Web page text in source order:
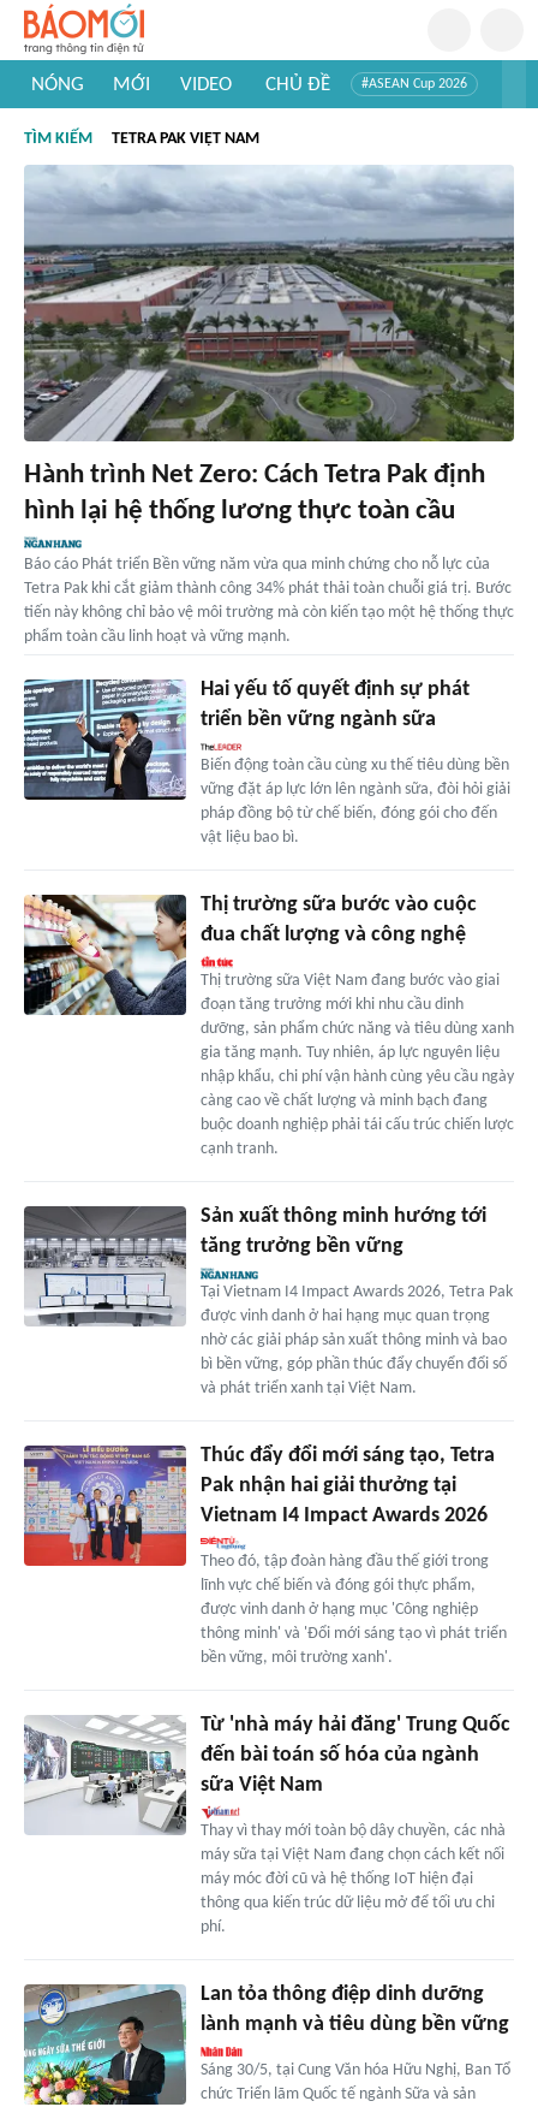
NÓNG MỚI VIDEO CHỦ ĐỀ #ASEAN Cup 2026
#Khám phá thế giới
TÌM KIẾM TETRA PAK VIỆT NAM
Hành trình Net Zero: Cách Tetra Pak định
hình lại hệ thống lương thực toàn cầu
Báo cáo Phát triển Bền vững năm vừa qua minh chứng cho nỗ lực của
Tetra Pak khi cắt giảm thành công 34% phát thải toàn chuỗi giá trị. Bước
tiến này không chỉ bảo vệ môi trường mà còn kiến tạo một hệ thống thực
phẩm toàn cầu linh hoạt và vững mạnh.
Hai yếu tố quyết định sự phát
triển bền vững ngành sữa
Biến động toàn cầu cùng xu thế tiêu dùng bền
vững đặt áp lực lớn lên ngành sữa, đòi hỏi giải
pháp đồng bộ từ chế biến, đóng gói cho đến
vật liệu bao bì.
Thị trường sữa bước vào cuộc
đua chất lượng và công nghệ
Thị trường sữa Việt Nam đang bước vào giai
đoạn tăng trưởng mới khi nhu cầu dinh
dưỡng, sản phẩm chức năng và tiêu dùng xanh
gia tăng mạnh. Tuy nhiên, áp lực nguyên liệu
nhập khẩu, chi phí vận hành cùng yêu cầu ngày
càng cao về chất lượng và minh bạch đang
buộc doanh nghiệp phải tái cấu trúc chiến lược
cạnh tranh.
Sản xuất thông minh hướng tới
tăng trưởng bền vững
Tại Vietnam I4 Impact Awards 2026, Tetra Pak
được vinh danh ở hai hạng mục quan trọng
nhờ các giải pháp sản xuất thông minh và bao
bì bền vững, góp phần thúc đẩy chuyển đổi số
và phát triển xanh tại Việt Nam.
Thúc đẩy đổi mới sáng tạo, Tetra
Pak nhận hai giải thưởng tại
Vietnam I4 Impact Awards 2026
Theo đó, tập đoàn hàng đầu thế giới trong
lĩnh vực chế biến và đóng gói thực phẩm,
được vinh danh ở hạng mục 'Công nghiệp
thông minh' và 'Đổi mới sáng tạo vì phát triển
bền vững, môi trường xanh'.
Từ 'nhà máy hải đăng' Trung Quốc
đến bài toán số hóa của ngành
sữa Việt Nam
Thay vì thay mới toàn bộ dây chuyền, các nhà
máy sữa tại Việt Nam đang chọn cách kết nối
máy móc đời cũ và hệ thống IoT hiện đại
thông qua kiến trúc dữ liệu mở để tối ưu chi
phí.
Lan tỏa thông điệp dinh dưỡng
lành mạnh và tiêu dùng bền vững
Sáng 30/5, tại Cung Văn hóa Hữu Nghị, Ban Tổ
chức Triển lãm Quốc tế ngành Sữa và sản